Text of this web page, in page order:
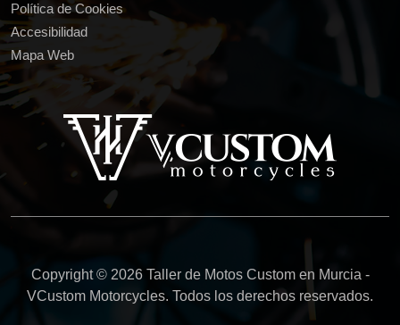
Política de Cookies
Accesibilidad
Mapa Web
Copyright © 2026 Taller de Motos Custom en Murcia -
VCustom Motorcycles. Todos los derechos reservados.